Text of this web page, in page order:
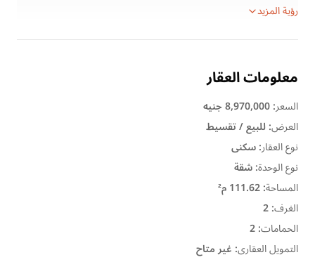
رؤية المزيد
معلومات العقار
السعر:8,970,000 جنيه
العرض:للبيع / تقسيط
نوع العقار:سكنى
نوع الوحدة:شقة
المساحة:111.62 م²
الغرف:
2
الحمامات:
2
التمويل العقارى: غير متاح